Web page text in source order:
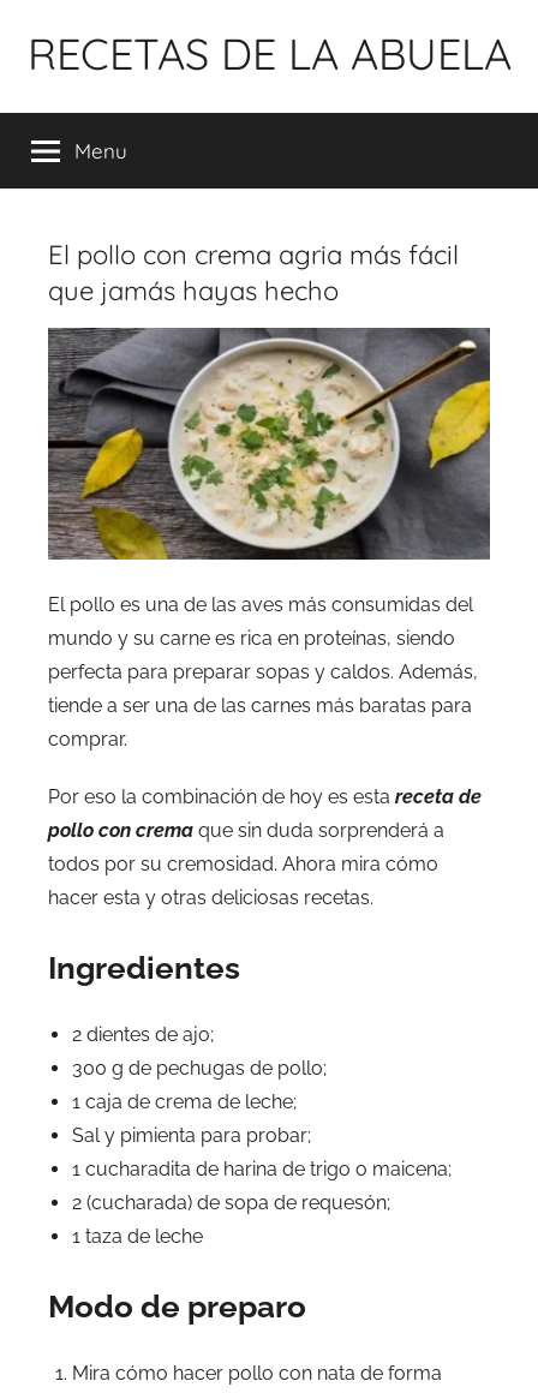
para
conteúdo
RECETAS DE LA ABUELA
Menu
El pollo con crema agria más fácil
que jamás hayas hecho
El pollo es una de las aves más consumidas del
mundo y su carne es rica en proteínas, siendo
perfecta para preparar sopas y caldos. Además,
tiende a ser una de las carnes más baratas para
comprar.
Por eso la combinación de hoy es esta receta de
pollo con crema que sin duda sorprenderá a
todos por su cremosidad. Ahora mira cómo
hacer esta y otras deliciosas recetas.
Ingredientes
2 dientes de ajo;
300 g de pechugas de pollo;
1 caja de crema de leche;
Sal y pimienta para probar;
1 cucharadita de harina de trigo o maicena;
2 (cucharada) de sopa de requesón;
1 taza de leche
Modo de preparo
Mira cómo hacer pollo con nata de forma